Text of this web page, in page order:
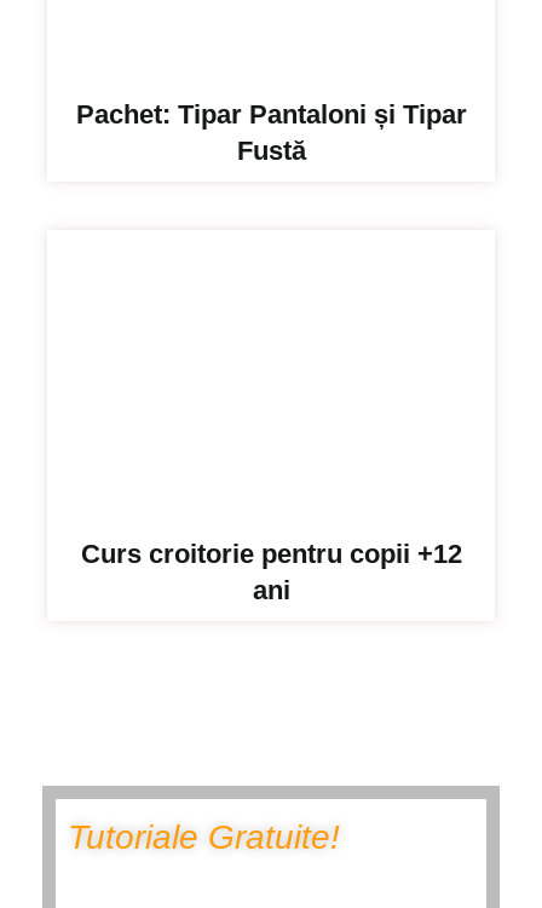
Pachet: Tipar Pantaloni și Tipar
Fustă
Curs croitorie pentru copii +12
ani
Tutoriale Gratuite!